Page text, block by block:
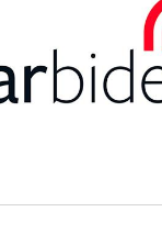
NAFARBIDE
Otros